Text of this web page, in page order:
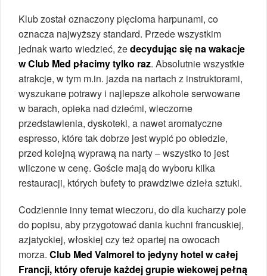
Klub został oznaczony pięcioma harpunami, co
oznacza najwyższy standard. Przede wszystkim
jednak warto wiedzieć, żedecydując się na wakacje
w Club Med płacimy tylko raz. Absolutnie wszystkie
atrakcje, w tym m.in. jazda na nartach z instruktorami,
wyszukane potrawy i najlepsze alkohole serwowane
w barach, opieka nad dziećmi, wieczorne
przedstawienia, dyskoteki, a nawet aromatyczne
espresso, które tak dobrze jest wypić po obiedzie,
przed kolejną wyprawą na narty – wszystko to jest
wliczone w cenę. Goście mają do wyboru kilka
restauracji, których bufety to prawdziwe dzieła sztuki.
Codziennie inny temat wieczoru, do dla kucharzy pole
do popisu, aby przygotować dania kuchni francuskiej,
azjatyckiej, włoskiej czy też opartej na owocach
morza. Club Med Valmorel to jedyny hotel w całej
Francji, który oferuje każdej grupie wiekowej pełną